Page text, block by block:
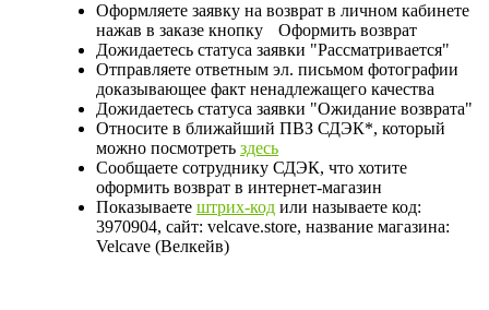
Оформляете заявку на возврат в личном кабинете
нажав в заказе кнопку
Оформить возврат
Дожидаетесь статуса заявки "Рассматривается"
Отправляете ответным эл. письмом фотографии
доказывающее факт ненадлежащего качества
Дожидаетесь статуса заявки "Ожидание возврата"
Относите в ближайший ПВЗ СДЭК*, который
можно посмотреть здесь
Сообщаете сотруднику СДЭК, что хотите
оформить возврат в интернет-магазин
Показываете штрих-код или называете код:
3970904, сайт: velcave.store, название магазина:
Velcave (Велкейв)